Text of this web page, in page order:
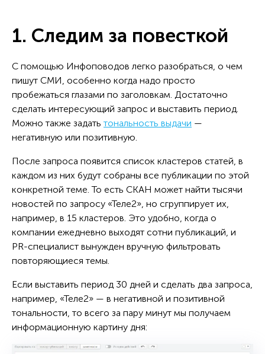
1. Следим за повесткой
С помощью Инфоповодов легко разобраться, о чем
пишут СМИ, особенно когда надо просто
пробежаться глазами по заголовкам. Достаточно
сделать интересующий запрос и выставить период.
Можно также задать тональность выдачи —
негативную или позитивную.
После запроса появится список кластеров статей, в
каждом из них будут собраны все публикации по этой
конкретной теме. То есть СКАН может найти тысячи
новостей по запросу «Теле2», но сгруппирует их,
например, в 15 кластеров. Это удобно, когда о
компании ежедневно выходят сотни публикаций, и
PR-специалист вынужден вручную фильтровать
повторяющиеся темы.
Если выставить период 30 дней и сделать два запроса,
например, «Теле2» — в негативной и позитивной
тональности, то всего за пару минут мы получаем
информационную картину дня: